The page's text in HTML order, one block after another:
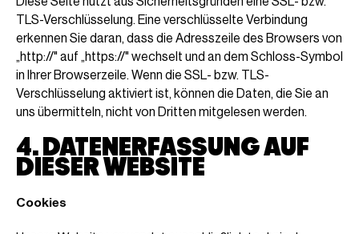
TLS-Verschlüsselung. Eine verschlüsselte Verbindung
erkennen Sie daran, dass die Adresszeile des Browsers von
„http://" auf „https://" wechselt und an dem Schloss-Symbol
in Ihrer Browserzeile. Wenn die SSL- bzw. TLS-
Verschlüsselung aktiviert ist, können die Daten, die Sie an
uns übermitteln, nicht von Dritten mitgelesen werden.
4. DATENERFASSUNG AUF
DIESER WEBSITE
Cookies